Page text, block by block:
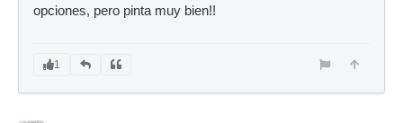
opciones, pero pinta muy bien!!
1